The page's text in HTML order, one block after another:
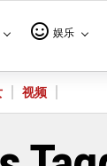
娱乐
视频